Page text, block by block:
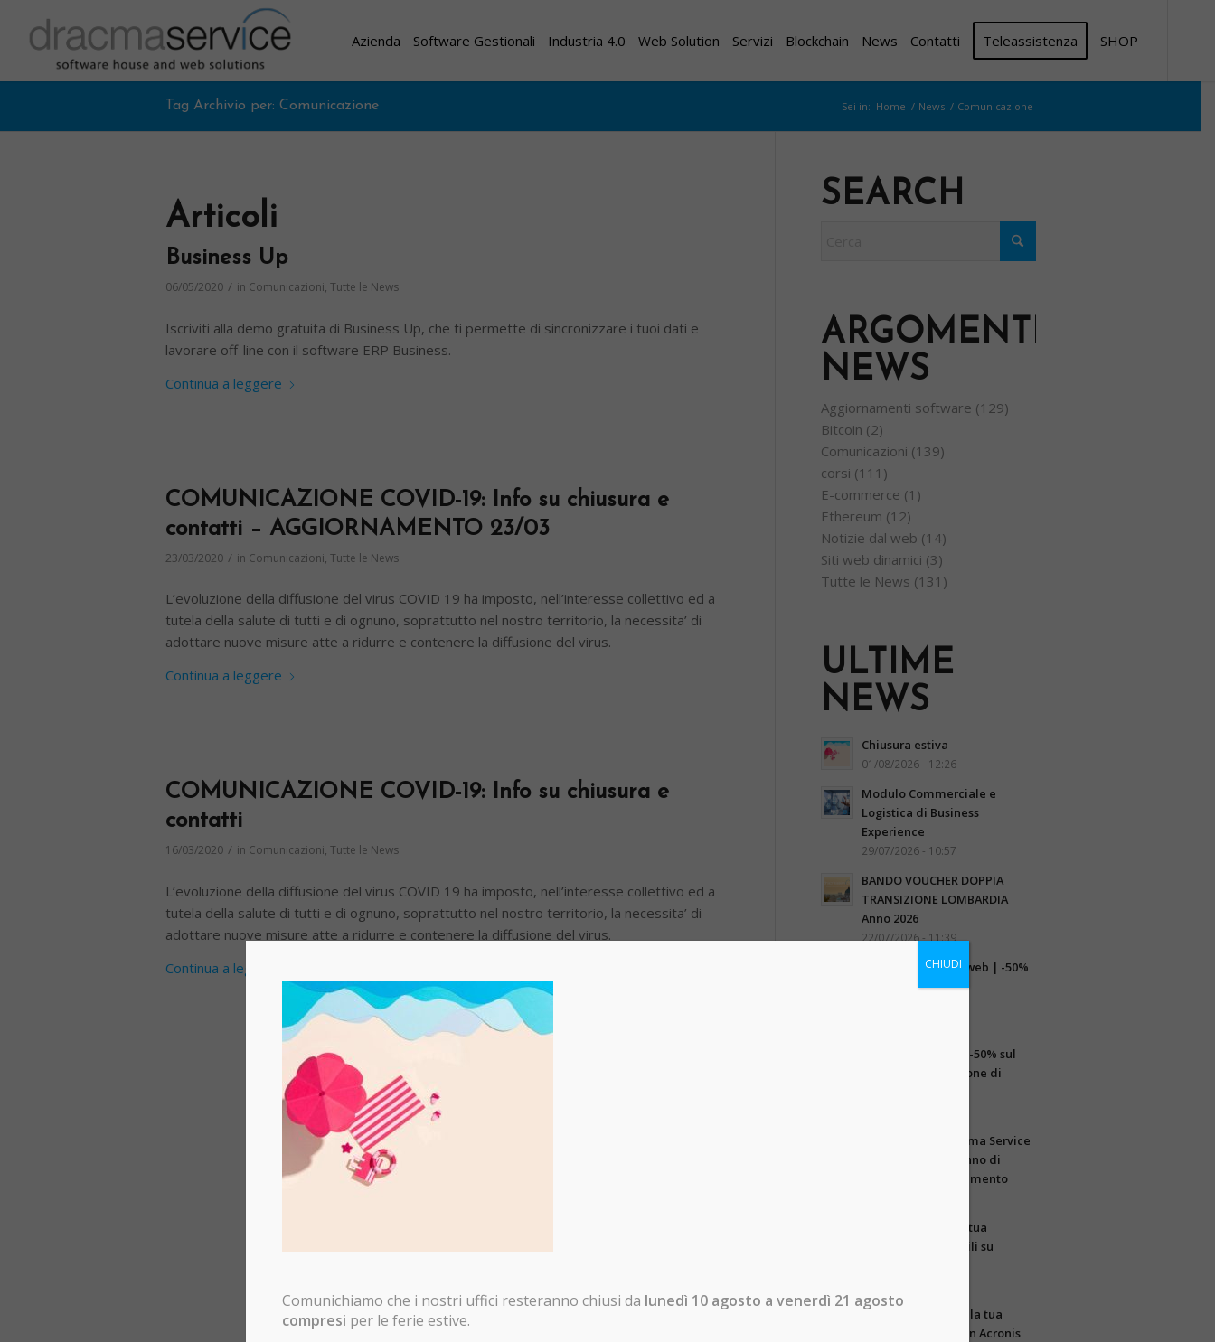
Azienda Software Gestionali Industria 4.0 Web Solution Servizi Blockchain News Contatti Teleassistenza SHOP
Tag Archivio per: Comunicazione Sei in: Home / News / Comunicazione
Articoli
Business Up
06/05/2020 / in Comunicazioni, Tutte le News
Iscriviti alla demo gratuita di Business Up, che ti permette di sincronizzare i tuoi dati e
lavorare off-line con il software ERP Business.
Continua a leggere
COMUNICAZIONE COVID-19: Info su chiusura e
contatti – AGGIORNAMENTO 23/03
23/03/2020 / in Comunicazioni, Tutte le News
L’evoluzione della diffusione del virus COVID 19 ha imposto, nell’interesse collettivo ed a
tutela della salute di tutti e di ognuno, soprattutto nel nostro territorio, la necessita’ di
adottare nuove misure atte a ridurre e contenere la diffusione del virus.
Continua a leggere
COMUNICAZIONE COVID-19: Info su chiusura e
contatti
16/03/2020 / in Comunicazioni, Tutte le News
L’evoluzione della diffusione del virus COVID 19 ha imposto, nell’interesse collettivo ed a
tutela della salute di tutti e di ognuno, soprattutto nel nostro territorio, la necessita’ di
adottare nuove misure atte a ridurre e contenere la diffusione del virus.
Continua a leggere
SEARCH
ARGOMENTI
NEWS
Aggiornamenti software (129)
Bitcoin (2)
Comunicazioni (139)
corsi (111)
E-commerce (1)
Ethereum (12)
Notizie dal web (14)
Siti web dinamici (3)
Tutte le News (131)
ULTIME
NEWS
Chiusura estiva
01/08/2026 - 12:26
Modulo Commerciale e
Logistica di Business
Experience
29/07/2026 - 10:57
BANDO VOUCHER DOPPIA
TRANSIZIONE LOMBARDIA
Anno 2026
22/07/2026 - 11:39
Rinnova il tuo sito web | -50%
sul primo anno di
Centralino Cloud | -50% sul
primo anno di canone di
Offerta Estiva Dracma Service
| -50% sul primo anno di
canone di mantenimento
Quanti asset della tua
azienda sono visibili su
Gestisci e proteggi la tua
infrastruttura IT con Acronis
Comunichiamo che i nostri uffici resteranno chiusi da lunedì 10 agosto a venerdì 21 agosto
compresi per le ferie estive.
CHIUDI